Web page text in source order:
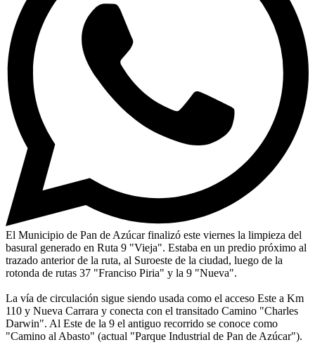
El Municipio de Pan de Azúcar finalizó este viernes la limpieza del
basural generado en Ruta 9 "Vieja". Estaba en un predio próximo al
trazado anterior de la ruta, al Suroeste de la ciudad, luego de la
rotonda de rutas 37 "Franciso Piria" y la 9 "Nueva".
La vía de circulación sigue siendo usada como el acceso Este a Km
110 y Nueva Carrara y conecta con el transitado Camino "Charles
Darwin". Al Este de la 9 el antiguo recorrido se conoce como
"Camino al Abasto" (actual "Parque Industrial de Pan de Azúcar").